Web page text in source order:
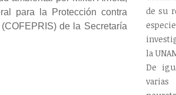
para la Protección contra
de la Secretaría
de su
la
De
varias